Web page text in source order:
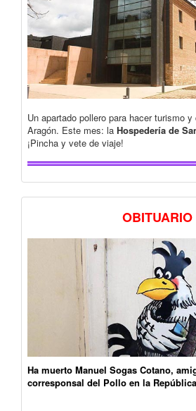
Un apartado pollero para hacer turismo
Aragón. Este mes: la Hospedería de
¡Pincha y vete de viaje!
OBITUARIO
Ha muerto Manuel Sogas Cotano,
corresponsal del Pollo en la